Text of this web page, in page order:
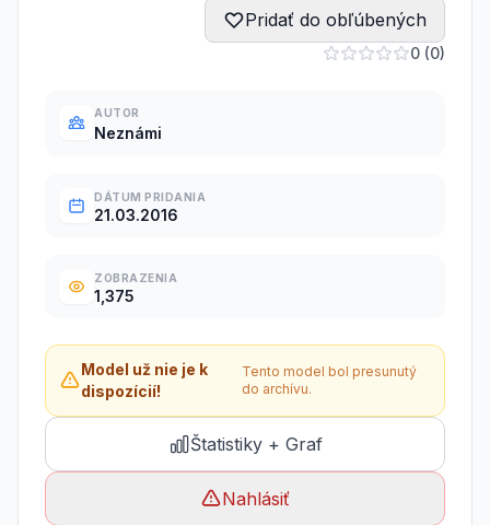
Pridať do obľúbených
0 (0)
AUTOR
Neznámi
DÁTUM PRIDANIA
21.03.2016
ZOBRAZENIA
1,375
Model už nie je k
dispozícií!
Tento model bol presunutý
do archívu.
Štatistiky + Graf
Nahlásiť